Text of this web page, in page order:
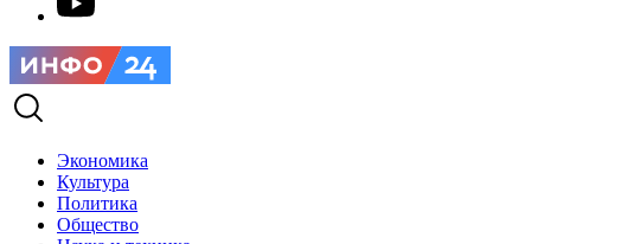
Экономика
Культура
Политика
Общество